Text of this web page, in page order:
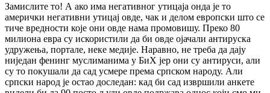
Замислите то! А ако има негативног утицаја онда је то
амерички негативни утицај овде, чак и делом европски што се
тиче вредности које они овде нама промовишу. Преко 80
милиона евра су искористили да би овде ојачали антируска
удружења, портале, неке медије. Наравно, не треба да дају
ниједан фенинг муслиманима у БиХ јер они су антируси, али
су то покушали да сад усмере према српском народу. Али
српски народ је остао доследан: кад би сад извршили анкете